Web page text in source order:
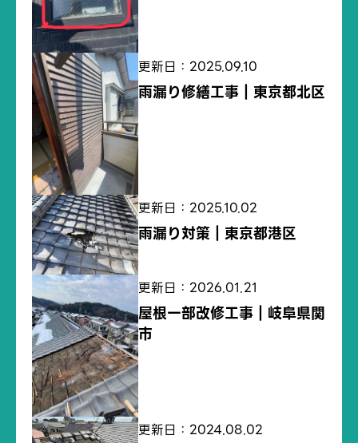
更新日：2025.09.10
雨漏り修繕工事｜東京都北区
更新日：2025.10.02
雨漏り対策｜東京都港区
更新日：2026.01.21
屋根一部改修工事｜岐阜県関
市
更新日：2024.08.02